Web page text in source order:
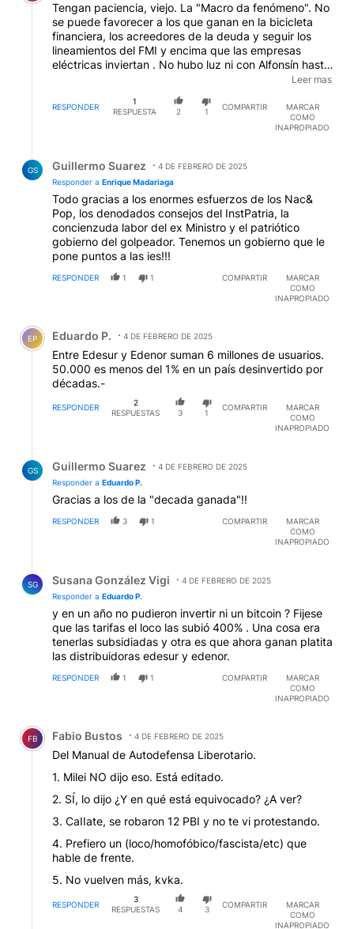
Tengan paciencia, viejo. La "Macro da fenómeno". No
se puede favorecer a los que ganan en la bicicleta
financiera, los acreedores de la deuda y seguir los
lineamientos del FMI y encima que las empresas
eléctricas inviertan . No hubo luz ni con Alfonsín hasta
con los K, y pretenden que este gobierno fxchx &
AntiPop les demos luz. Hay grandes sospechas de
que entre los que se quedaron sin luz han participado
o simpatizado con la inmensa marcha antifascista.
saqueo aún no ha terminado y aún faltan tres años de
sacrificios de ovejas.
Leer mas
RESPONDER
1
RESPUESTA
2 1
COMPARTIR
MARCAR
COMO
INAPROPIADO
GS Guillermo Suarez
4 DE FEBRERO DE 2025
Responder a Enrique Madariaga
Todo gracias a los enormes esfuerzos de los Nac&
Pop, los denodados consejos del InstPatria, la
concienzuda labor del ex Ministro y el patriótico
gobierno del golpeador. Tenemos un gobierno que le
pone puntos a las ies!!!
RESPONDER 1 1 COMPARTIR
MARCAR
COMO
INAPROPIADO
Comentario de Eduardo P..
EP Eduardo P. 4 DE FEBRERO DE 2025
Entre Edesur y Edenor suman 6 millones de usuarios.
50.000 es menos del 1% en un país desinvertido por
décadas.-
RESPONDER
2
RESPUESTAS
3 1
COMPARTIR
MARCAR
COMO
INAPROPIADO
GS Guillermo Suarez
4 DE FEBRERO DE 2025
Responder a Eduardo P.
Gracias a los de la "decada ganada"!!
RESPONDER 3 1 COMPARTIR
MARCAR
COMO
INAPROPIADO
SG Susana González Vigi
4 DE FEBRERO DE 2025
Responder a Eduardo P.
y en un año no pudieron invertir ni un bitcoin ? Fijese
que las tarifas el loco las subió 400% . Una cosa era
tenerlas subsidiadas y otra es que ahora ganan platita
las distribuidoras edesur y edenor.
RESPONDER 1 1 COMPARTIR
MARCAR
COMO
INAPROPIADO
Comentario de Fabio Bustos.
FB Fabio Bustos 4 DE FEBRERO DE 2025
Del Manual de Autodefensa Liberotario.
1. Milei NO dijo eso. Está editado.
2. SÍ, lo dijo ¿Y en qué está equivocado? ¿A ver?
3. CaIIate, se robaron 12 PBI y no te vi protestando.
4. Prefiero un (loco/homofóbico/fascista/etc) que
hable de frente.
5. No vuelven más, kvka.
RESPONDER
3
RESPUESTAS
4 3
COMPARTIR
MARCAR
COMO
INAPROPIADO